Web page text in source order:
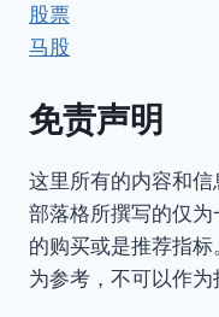
股票
马股
免责声明
这里所有的内容和
部落格所撰写的仅
的购买或是推荐指
为参考，不可以作为